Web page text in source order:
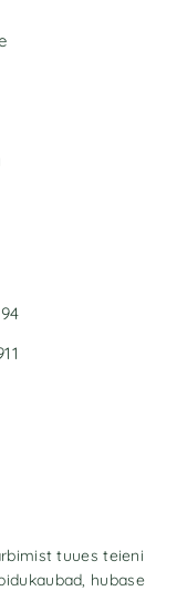
tuues teieni
hubase